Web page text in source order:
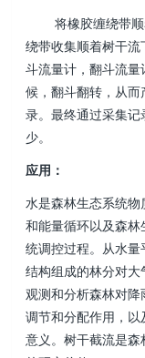
将橡胶缠绕带顺
绕带收集顺着树干
斗流量计，翻斗流
候，翻斗翻转，从
录。最终通过采集
少。
应用：
水是森林生态系统
和能量循环以及森
统调控过程。从水
结构组成的林分对
观测和分析森林对
调节和分配作用，
意义。树干截流是